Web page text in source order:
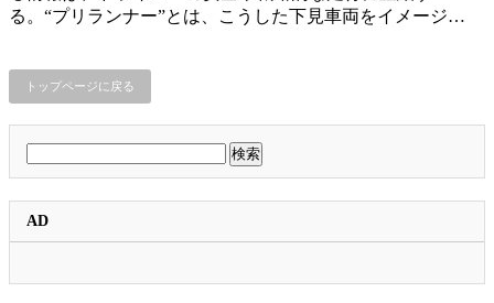
る。“プリランナー”とは、こうした下見車両をイメージ…
トップページに戻る
検
索:
AD